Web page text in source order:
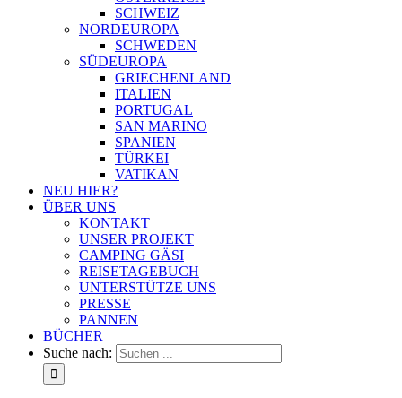
SCHWEIZ
NORDEUROPA
SCHWEDEN
SÜDEUROPA
GRIECHENLAND
ITALIEN
PORTUGAL
SAN MARINO
SPANIEN
TÜRKEI
VATIKAN
NEU HIER?
ÜBER UNS
KONTAKT
UNSER PROJEKT
CAMPING GÄSI
REISETAGEBUCH
UNTERSTÜTZE UNS
PRESSE
PANNEN
BÜCHER
Suche nach: